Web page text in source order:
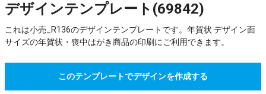
デザインテンプレート(69842)
これは小売_R136のデザインテンプレートです。年賀状 デザイン面
サイズの年賀状・喪中はがき商品の印刷にご利用できます。
このテンプレートでデザインを作成する